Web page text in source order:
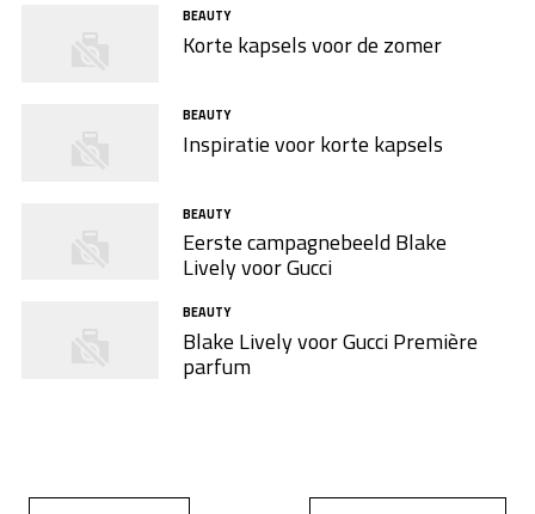
BEAUTY
Korte kapsels voor de zomer
BEAUTY
Inspiratie voor korte kapsels
BEAUTY
Eerste campagnebeeld Blake
Lively voor Gucci
BEAUTY
Blake Lively voor Gucci Première
parfum